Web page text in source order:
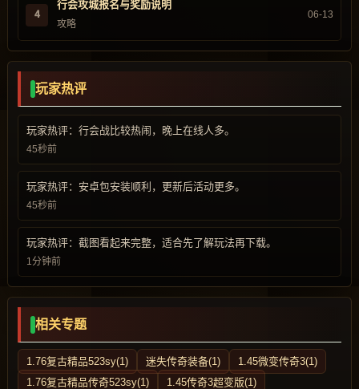
4
行会攻城报名与奖励说明
攻略
06-13
玩家热评
玩家热评：行会战比较热闹，晚上在线人多。
45秒前
玩家热评：安卓包安装顺利，更新后活动更多。
45秒前
玩家热评：截图看起来完整，适合先了解玩法再下载。
1分钟前
相关专题
1.76复古精品523sy(1) 迷失传奇装备(1)
1.45微变传奇3(1)
1.76复古精品传奇523sy(1)
1.45传奇3超变版(1)